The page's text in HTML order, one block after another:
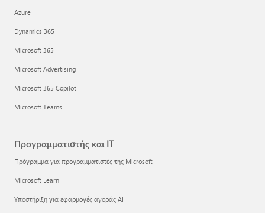
Azure
Dynamics 365
Microsoft 365
Microsoft Advertising
Microsoft 365 Copilot
Microsoft Teams
Προγραμματιστής και IT
Πρόγραμμα για προγραμματιστές της Microsoft
Microsoft Learn
Υποστήριξη για εφαρμογές αγοράς AI